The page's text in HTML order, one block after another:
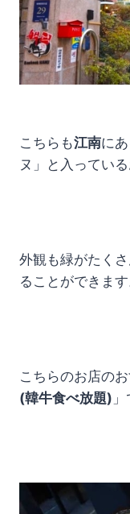
こちらも江南に
ヌ」と入っている
外観も緑がたく
ることができます
こちらのお店の
(韓牛食べ放題)